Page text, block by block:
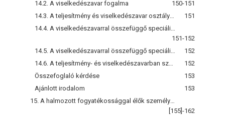
14.2. A viselkedészavar fogalma
150-151
151
151-152
152
152
Összefoglaló kérdése
153
Ajánlott irodalom
153
[155]-162